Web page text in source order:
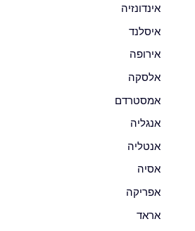
אינדונזיה
איסלנד
אירופה
אלסקה
אמסטרדם
אנגליה
אנטליה
אסיה
אפריקה
אראד